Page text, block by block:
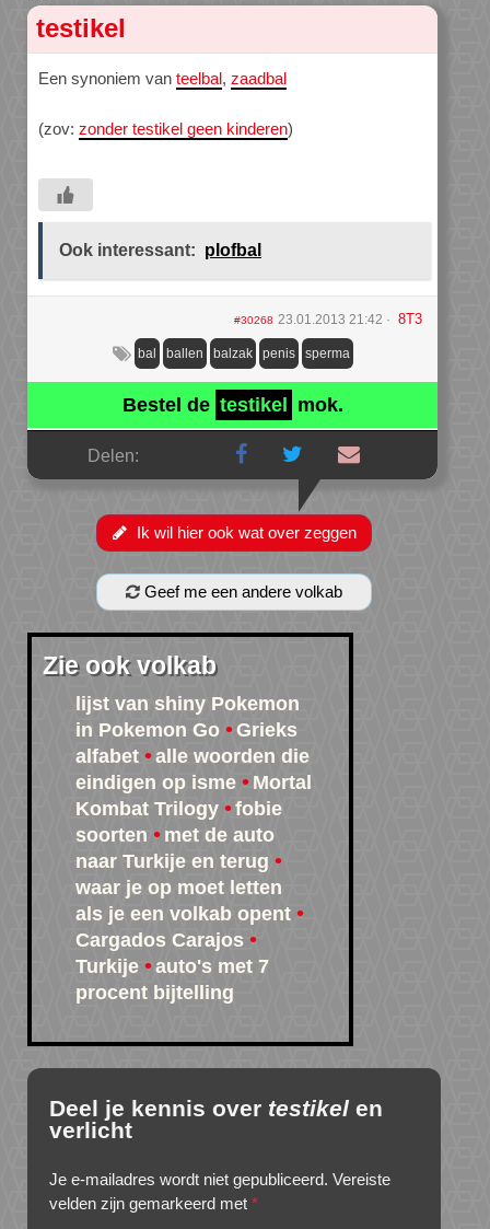
testikel
Een synoniem van teelbal, zaadbal
(zov: zonder testikel geen kinderen)
Ook interessant: plofbal
#30268 23.01.2013 21:42 8T3
bal ballen balzak penis sperma
Bestel de testikel mok.
Delen:
Ik wil hier ook wat over zeggen
Geef me een andere volkab
Zie ook volkab
lijst van shiny Pokemon
in Pokemon Go
Grieks
alfabet
alle woorden die
eindigen op isme
Mortal
Kombat Trilogy
fobie
soorten
met de auto
naar Turkije en terug
waar je op moet letten
als je een volkab opent
Cargados Carajos
Turkije
auto's met 7
procent bijtelling
Deel je kennis over testikel en
verlicht
Je e-mailadres wordt niet gepubliceerd. Vereiste
velden zijn gemarkeerd met *